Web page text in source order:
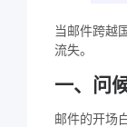
当邮件跨越
流失。
一、问
邮件的开场